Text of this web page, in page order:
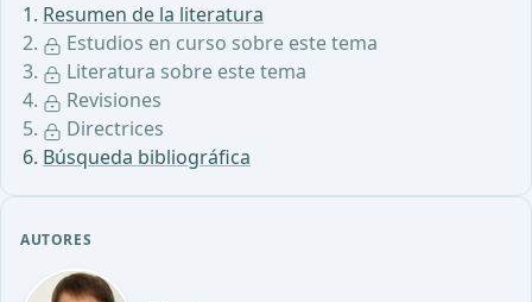
Resumen de la literatura
Estudios en curso sobre este tema
Literatura sobre este tema
Revisiones
Directrices
Búsqueda bibliográfica
AUTORES